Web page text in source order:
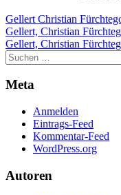
Gellert Christian
Gellert, Christian
Gellert, Christian
Meta
Anmelden
Eintrags-Feed
Kommentar-Feed
WordPress.org
Autoren